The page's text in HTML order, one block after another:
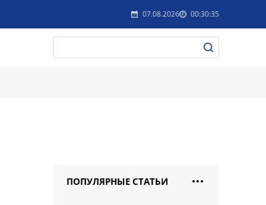
07.08.2026 00:30:35
ПОПУЛЯРНЫЕ СТАТЬИ